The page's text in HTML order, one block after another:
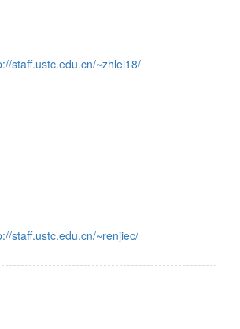
staff.ustc.edu.cn/~zhlei18/
staff.ustc.edu.cn/~renjiec/